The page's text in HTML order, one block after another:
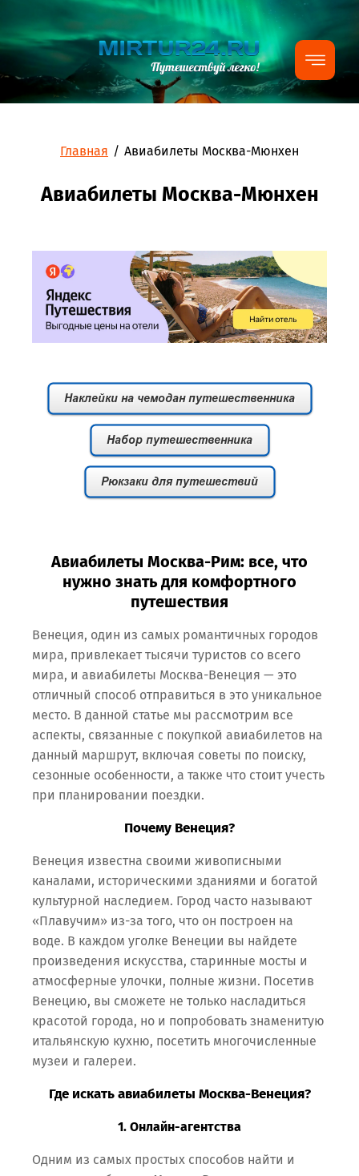
Главная / Авиабилеты Москва-Мюнхен
Авиабилеты Москва-Мюнхен
Авиабилеты Москва-Рим: все, что
нужно знать для комфортного
путешествия
Венеция, один из самых романтичных городов
мира, привлекает тысячи туристов со всего
мира, и авиабилеты Москва-Венеция — это
отличный способ отправиться в это уникальное
место. В данной статье мы рассмотрим все
аспекты, связанные с покупкой авиабилетов на
данный маршрут, включая советы по поиску,
сезонные особенности, а также что стоит учесть
при планировании поездки.
Почему Венеция?
Венеция известна своими живописными
каналами, историческими зданиями и богатой
культурной наследием. Город часто называют
«Плавучим» из-за того, что он построен на
воде. В каждом уголке Венеции вы найдете
произведения искусства, старинные мосты и
атмосферные улочки, полные жизни. Посетив
Венецию, вы сможете не только насладиться
красотой города, но и попробовать знаменитую
итальянскую кухню, посетить многочисленные
музеи и галереи.
Где искать авиабилеты Москва-Венеция?
1. Онлайн-агентства
Одним из самых простых способов найти и